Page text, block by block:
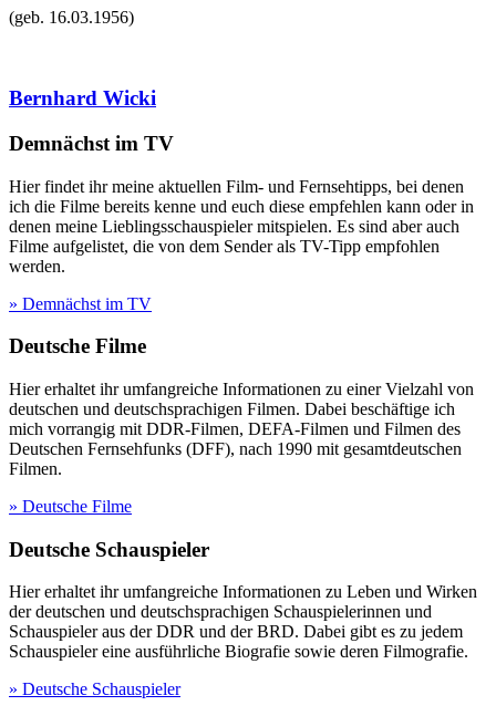
(geb. 16.03.1956)
Bernhard Wicki
Demnächst im TV
Hier findet ihr meine aktuellen Film- und Fernsehtipps, bei denen
ich die Filme bereits kenne und euch diese empfehlen kann oder in
denen meine Lieblingsschauspieler mitspielen. Es sind aber auch
Filme aufgelistet, die von dem Sender als TV-Tipp empfohlen
werden.
» Demnächst im TV
Deutsche Filme
Hier erhaltet ihr umfangreiche Informationen zu einer Vielzahl von
deutschen und deutschsprachigen Filmen. Dabei beschäftige ich
mich vorrangig mit DDR-Filmen, DEFA-Filmen und Filmen des
Deutschen Fernsehfunks (DFF), nach 1990 mit gesamtdeutschen
Filmen.
» Deutsche Filme
Deutsche Schauspieler
Hier erhaltet ihr umfangreiche Informationen zu Leben und Wirken
der deutschen und deutschsprachigen Schauspielerinnen und
Schauspieler aus der DDR und der BRD. Dabei gibt es zu jedem
Schauspieler eine ausführliche Biografie sowie deren Filmografie.
» Deutsche Schauspieler